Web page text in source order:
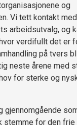
og
Vi tett kontakt med
arbeidsutvalg, og
verdifullt det er
på tvers
neste årene med
for sterke og
gjennomgående
for den frie